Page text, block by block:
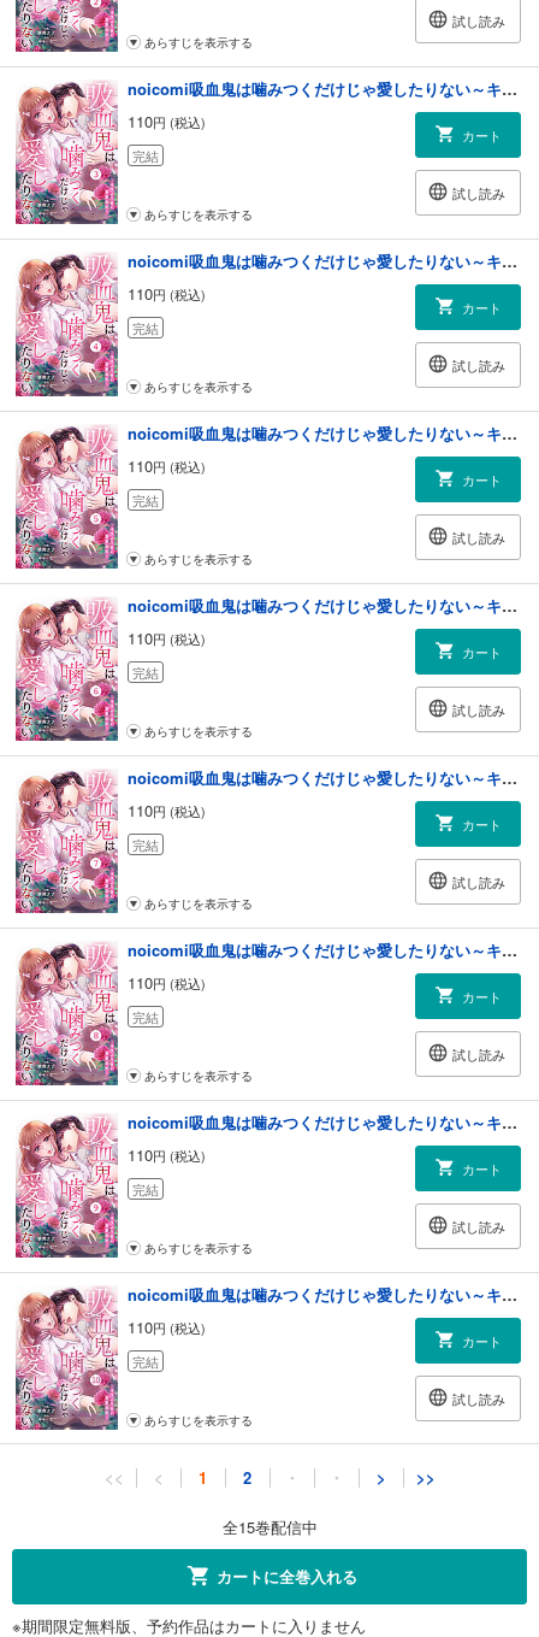
試し読み
あらすじを表示する
noicomi吸血鬼は噛みつくだけじゃ愛したりない～キスより甘い溺愛契約～3巻
110円 (税込)
完結
カート
試し読み
あらすじを表示する
noicomi吸血鬼は噛みつくだけじゃ愛したりない～キスより甘い溺愛契約～4巻
110円 (税込)
完結
カート
試し読み
あらすじを表示する
noicomi吸血鬼は噛みつくだけじゃ愛したりない～キスより甘い溺愛契約～5巻
110円 (税込)
完結
カート
試し読み
あらすじを表示する
noicomi吸血鬼は噛みつくだけじゃ愛したりない～キスより甘い溺愛契約～6巻
110円 (税込)
完結
カート
試し読み
あらすじを表示する
noicomi吸血鬼は噛みつくだけじゃ愛したりない～キスより甘い溺愛契約～7巻
110円 (税込)
完結
カート
試し読み
あらすじを表示する
noicomi吸血鬼は噛みつくだけじゃ愛したりない～キスより甘い溺愛契約～8巻
110円 (税込)
完結
カート
試し読み
あらすじを表示する
noicomi吸血鬼は噛みつくだけじゃ愛したりない～キスより甘い溺愛契約～9巻
110円 (税込)
完結
カート
試し読み
あらすじを表示する
noicomi吸血鬼は噛みつくだけじゃ愛したりない～キスより甘い溺愛契約～10巻
110円 (税込)
完結
カート
試し読み
あらすじを表示する
<< < 1 2 ・ ・ > >>
全15巻配信中
カートに全巻入れる
※期間限定無料版、予約作品はカートに入りません